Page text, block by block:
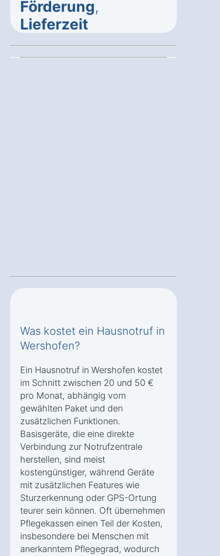
Förderung,
Lieferzeit
Was kostet ein Hausnotruf in
Wershofen?
Ein Hausnotruf in Wershofen kostet
im Schnitt zwischen 20 und 50 €
pro Monat, abhängig vom
gewählten Paket und den
zusätzlichen Funktionen.
Basisgeräte, die eine direkte
Verbindung zur Notrufzentrale
herstellen, sind meist
kostengünstiger, während Geräte
mit zusätzlichen Features wie
Sturzerkennung oder GPS-Ortung
teurer sein können. Oft übernehmen
Pflegekassen einen Teil der Kosten,
insbesondere bei Menschen mit
anerkanntem Pflegegrad, wodurch